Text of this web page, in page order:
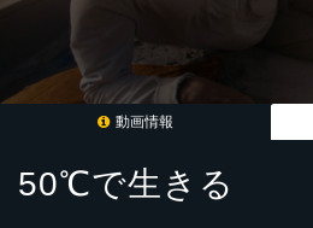
動画情報
50℃で生きる